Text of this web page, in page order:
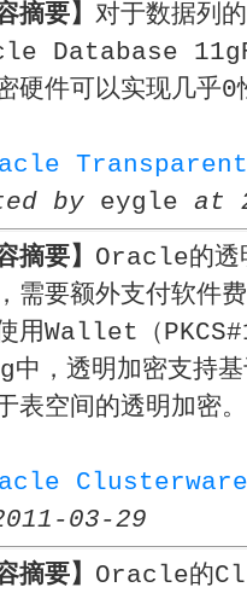
摘要】 对于数据列
Database
硬件可以实现几乎0
by eygle at
摘要】 Oracle的透
需要额外支付软件
用Wallet（
中，透明加密支持
表空间的透明加密。
Clusterware
03-29
摘要】 Oracle的